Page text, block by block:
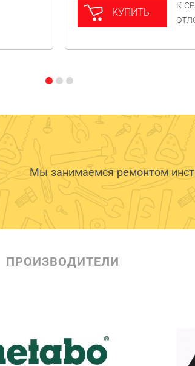
КУПИТЬ
К
Мы занимаемся ремонтом
ПРОИЗВОДИТЕЛИ